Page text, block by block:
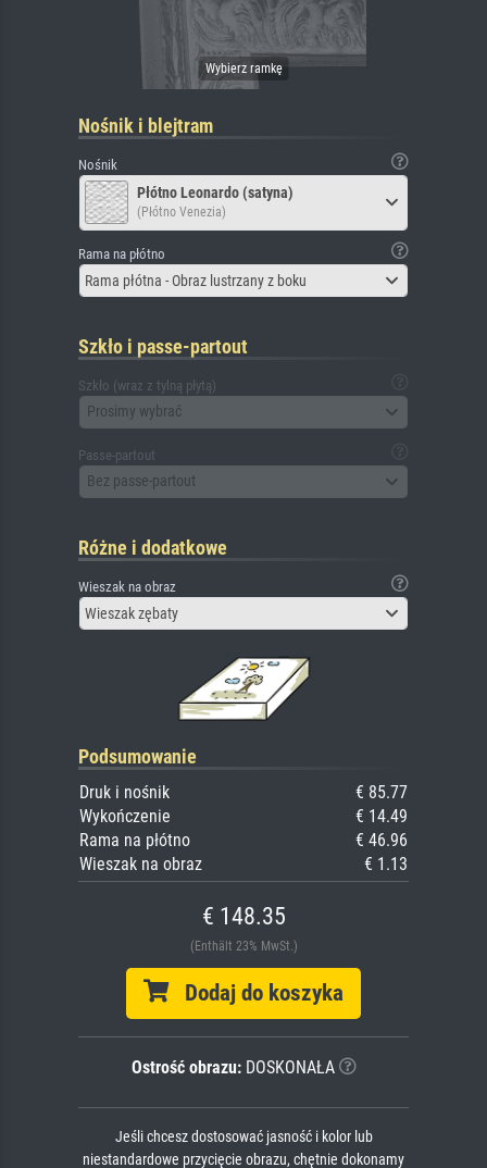
Nośnik i blejtram
Nośnik
Płótno Leonardo (satyna)
(Płótno Venezia)
Rama na płótno
Rama płótna - Obraz lustrzany z boku
Szkło i passe-partout
Szkło (wraz z tylną płytą)
Prosimy wybrać
Passe-partout
Bez passe-partout
Różne i dodatkowe
Wieszak na obraz
Wieszak zębaty
Podsumowanie
Druk i nośnik
€ 85.77
Wykończenie
€ 14.49
Rama na płótno
€ 46.96
Wieszak na obraz
€ 1.13
€ 148.35
(Enthält 23% MwSt.)
Dodaj do koszyka
Ostrość obrazu:DOSKONAŁA
Jeśli chcesz dostosować jasność i kolor lub
niestandardowe przycięcie obrazu, chętnie dokonamy